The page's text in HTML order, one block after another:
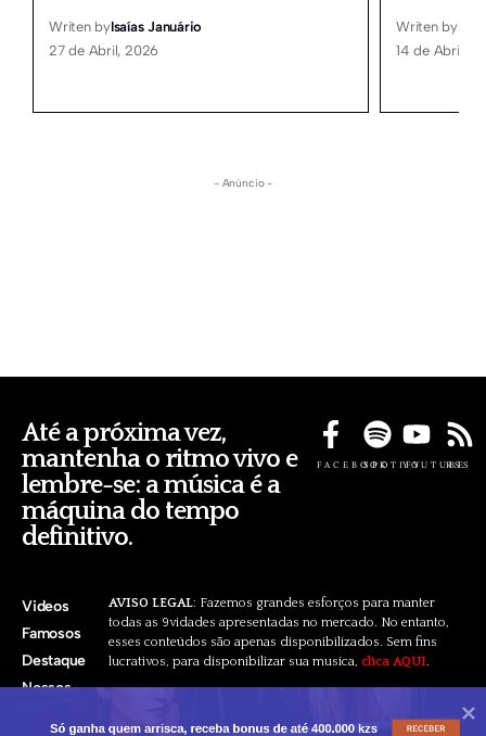
Writen byIsaías Januário
27 de Abril, 2026
Writen by
14 de Abril,
- Anúncio -
Até a próxima vez,
mantenha o ritmo vivo e
lembre-se: a música é a
máquina do tempo
definitivo.
FACEBOOKSPOTIFYYOUTUBE
RSS
Videos
Famosos
Destaque
Nossos
AVISO LEGAL: Fazemos grandes esforços para manter
todas as 9vidades apresentadas no mercado. No entanto,
esses conteúdos são apenas disponibilizados. Sem fins
lucrativos, para disponibilizar sua musica, clica AQUI.
Só ganha quem arrisca, receba bonus de até 400.000 kzs RECEBER